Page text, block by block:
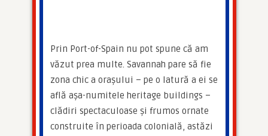
Prin Port-of-Spain nu pot spune că am
văzut prea multe. Savannah pare să fie
zona chic a orașului – pe o latură a ei se
află așa-numitele heritage buildings –
clădiri spectaculoase și frumos ornate
construite în perioada colonială, astăzi